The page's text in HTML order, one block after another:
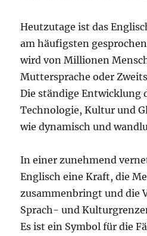
Heutzutage ist das
am häufigsten
wird von Millionen
Muttersprache oder
Die ständige Entwicklung
Technologie, Kultur und
wie dynamisch und
In einer zunehmend
Englisch eine Kraft, die
zusammenbringt und die
Sprach- und
Es ist ein Symbol für die